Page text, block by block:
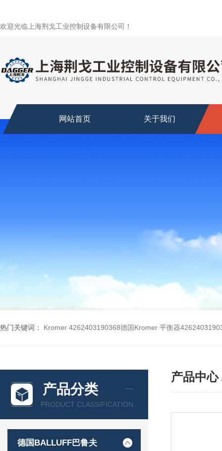
欢迎光临上海荆戈工业控制设备有限公司！
网站首页 关于我们
热门关键词： Kromer 4262403190368德国Kromer 平衡器
产品分类
PRODUCT CLASSIFICATION
德国BALLUFF巴鲁夫
产品中心